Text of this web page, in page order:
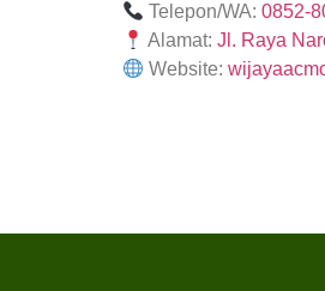
Telepon/WA:0852-
Alamat:Jl. Raya
Website: